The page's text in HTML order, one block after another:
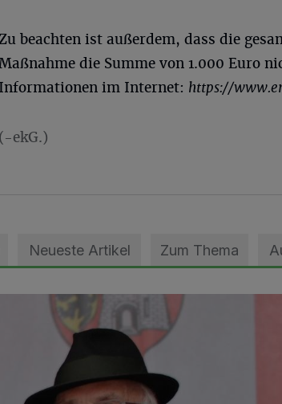
beachten ist außerdem, dass die
die Summe von 1.000 Euro
Informationen im Internet: https://
(-ekG.)
Neueste Artikel Zum Thema
und Herzblut-Schütze Hans Wagner